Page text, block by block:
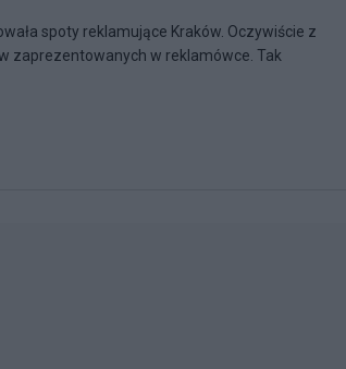
spoty reklamujące Kraków. Oczywiście z
zaprezentowanych w reklamówce. Tak